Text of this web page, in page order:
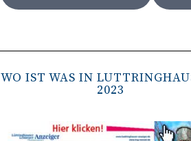
WO IST WAS IN
2023